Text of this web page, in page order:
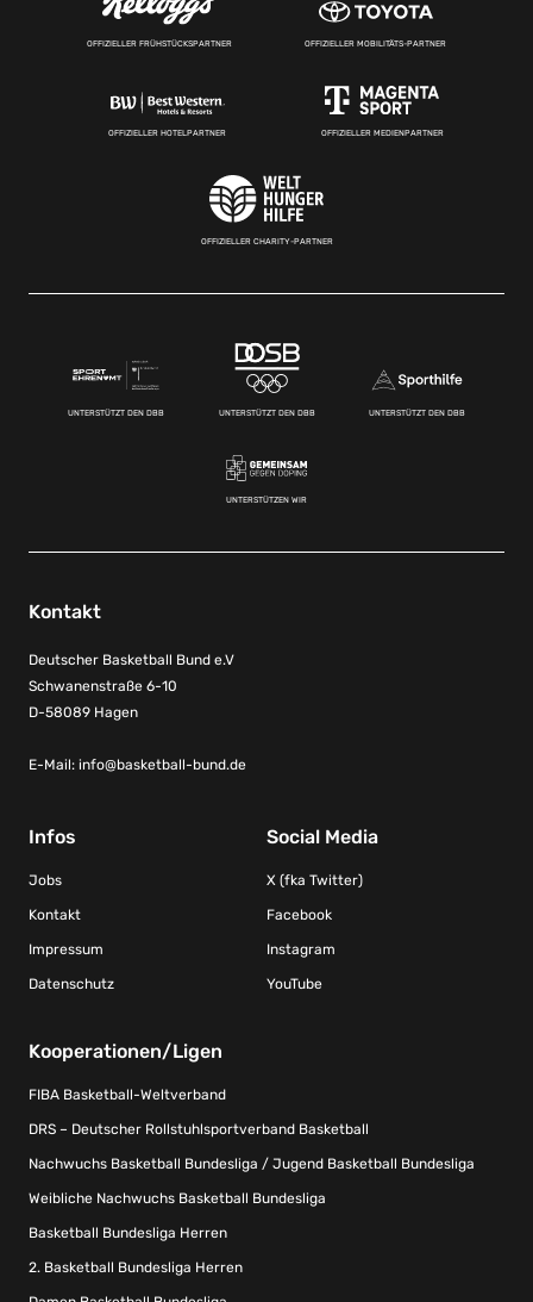
OFFIZIELLER FRÜHSTÜCKSPARTNER OFFIZIELLER MOBILITÄTS-PARTNER
OFFIZIELLER HOTELPARTNER OFFIZIELLER MEDIENPARTNER
OFFIZIELLER CHARITY-PARTNER
UNTERSTÜTZT DEN DBB UNTERSTÜTZT DEN DBB UNTERSTÜTZT DEN DBB
UNTERSTÜTZEN WIR
Kontakt
Deutscher Basketball Bund e.V
Schwanenstraße 6-10
D-58089 Hagen
E-Mail: info@basketball-bund.de
Infos
Jobs
Kontakt
Impressum
Datenschutz
Social Media
X (fka Twitter)
Facebook
Instagram
YouTube
Kooperationen/Ligen
FIBA Basketball-Weltverband
DRS – Deutscher Rollstuhlsportverband Basketball
Nachwuchs Basketball Bundesliga / Jugend Basketball Bundesliga
Weibliche Nachwuchs Basketball Bundesliga
Basketball Bundesliga Herren
2. Basketball Bundesliga Herren